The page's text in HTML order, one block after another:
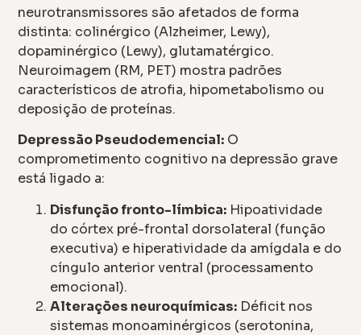
neurotransmissores são afetados de forma
distinta: colinérgico (Alzheimer, Lewy),
dopaminérgico (Lewy), glutamatérgico.
Neuroimagem (RM, PET) mostra padrões
característicos de atrofia, hipometabolismo ou
deposição de proteínas.
Depressão Pseudodemencial: O
comprometimento cognitivo na depressão grave
está ligado a:
Disfunção fronto-límbica: Hipoatividade
do córtex pré-frontal dorsolateral (função
executiva) e hiperatividade da amígdala e do
cíngulo anterior ventral (processamento
emocional).
Alterações neuroquímicas: Déficit nos
sistemas monoaminérgicos (serotonina,